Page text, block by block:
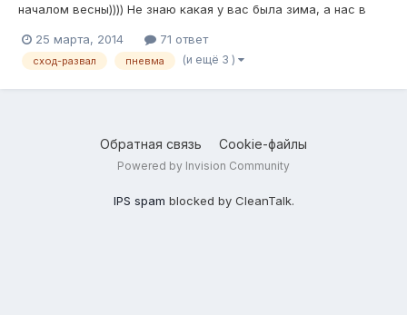
началом весны)))) Не знаю какая у вас была зима, а нас в
как СХОД-РАЗВАЛ, потому что за зиму съело передние
колеса напрочь, как лучше выставить? самое частое
25 марта, 2014 71 ответ
сход-развал пневма (и ещё 3 )
Обратная связь Cookie-файлы
Powered by Invision Community
IPS spam blocked by CleanTalk.